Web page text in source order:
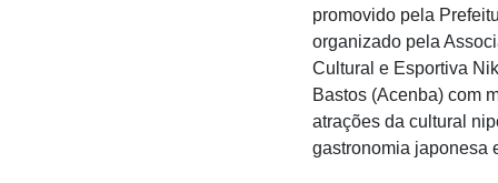
promovido pela
organizado pela
Cultural e Esportiva
Bastos (Acenba) com
atrações da cultural
gastronomia japonesa